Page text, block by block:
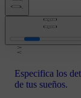
Configura tu
Especifica los
de tus sueños.